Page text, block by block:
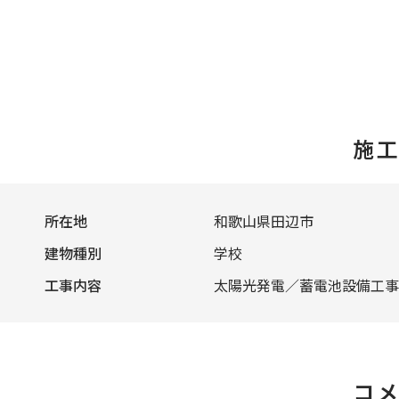
施
所在地
和歌山県田辺市
建物種別
学校
工事内容
太陽光発電／蓄電池設備工事
コ